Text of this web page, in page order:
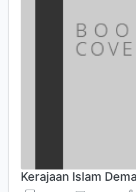
Kerajaan Islam